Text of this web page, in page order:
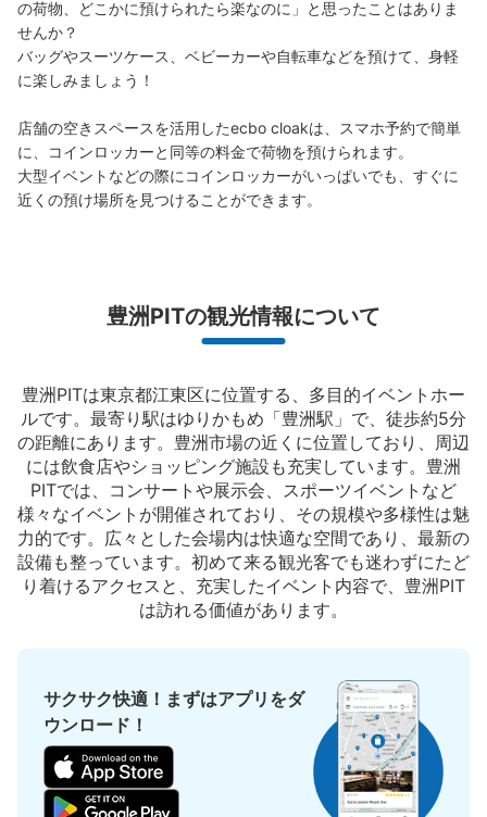
このコインロッカーの位置を見る
豊洲pit コインロッカー
ゆりかもめ新豊洲駅から徒歩3分
本日の営業時間:00:00〜 00:00
屋外 入り口付近
保管できる荷物数
小:915/ ¥300
支払い方法
現金
このコインロッカーの位置を見る
ッカー
新交通ゆりかもめ新豊洲駅駅から徒歩1分
本日の営業時間
新豊洲駅改札出て正面のコインロッカーになります
の荷物、どこかに預けられたら楽なのに」と思ったことはありま
せんか？
バッグやスーツケース、ベビーカーや自転車などを預けて、身軽
に楽しみましょう！
店舗の空きスペースを活用したecbo cloakは、スマホ予約で簡単
に、コインロッカーと同等の料金で荷物を預けられます。
大型イベントなどの際にコインロッカーがいっぱいでも、すぐに
近くの預け場所を見つけることができます。
豊洲PITの観光情報について
豊洲PITは東京都江東区に位置する、多目的イベントホー
ルです。最寄り駅はゆりかもめ「豊洲駅」で、徒歩約5分
の距離にあります。豊洲市場の近くに位置しており、周辺
には飲食店やショッピング施設も充実しています。豊洲
PITでは、コンサートや展示会、スポーツイベントなど
様々なイベントが開催されており、その規模や多様性は魅
力的です。広々とした会場内は快適な空間であり、最新の
設備も整っています。初めて来る観光客でも迷わずにたど
り着けるアクセスと、充実したイベント内容で、豊洲PIT
は訪れる価値があります。
サクサク快適！まずはアプリをダ
ウンロード！